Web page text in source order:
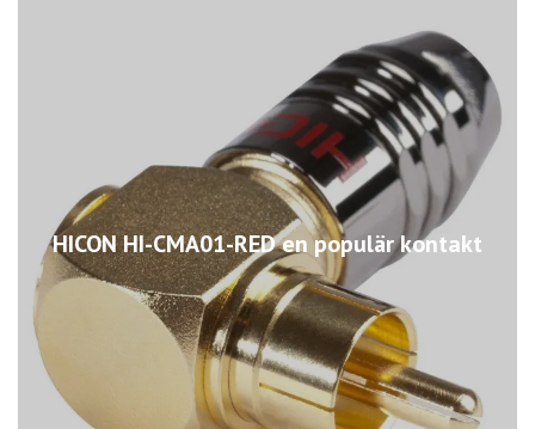
HICON HI-CMA01-RED en populär kontakt